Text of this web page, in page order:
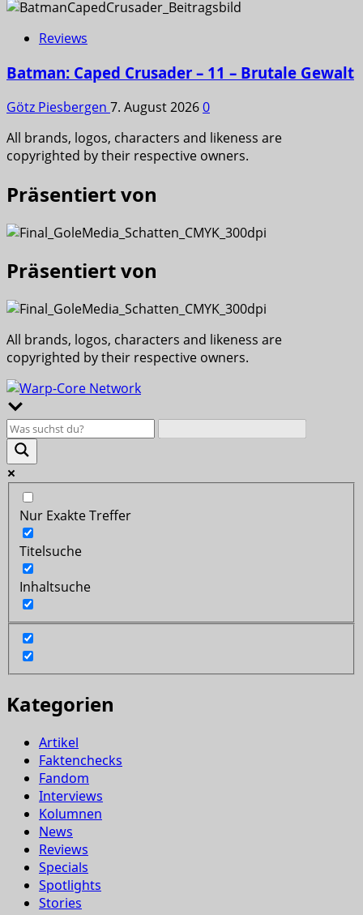
Reviews
Batman: Caped Crusader – 11 – Brutale Gewalt
Götz Piesbergen 7. August 20260
All brands, logos, characters and likeness are
copyrighted by their respective owners.
Präsentiert von
Präsentiert von
All brands, logos, characters and likeness are
copyrighted by their respective owners.
Nur Exakte Treffer
Titelsuche
Inhaltsuche
Kategorien
Artikel
Faktenchecks
Fandom
Interviews
Kolumnen
News
Reviews
Specials
Spotlights
Stories